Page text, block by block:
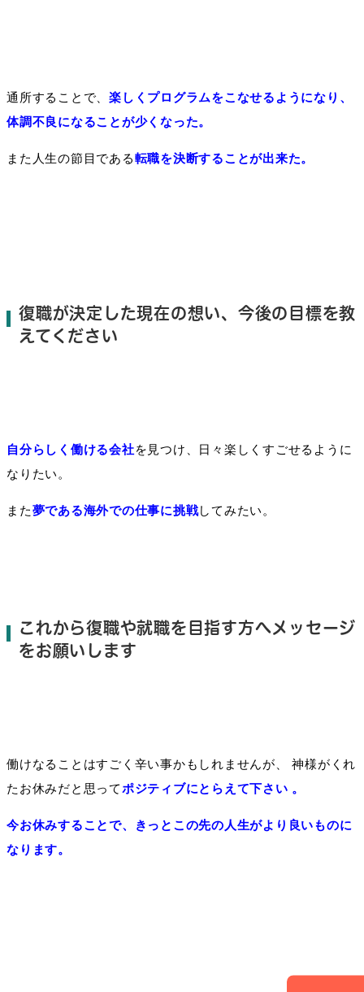
通所することで、 楽しくプログラムをこなせるようになり、
体調不良になることが少くなった。
また人生の節目である転職を決断することが出来た。
復職が決定した現在の想い、今後の目標を教
えてください
自分らしく働ける会社を見つけ、日々 楽しくすごせるよう に
なり たい。
また夢である海外での仕事に挑戦してみたい 。
これから復職や就職を目指す方へメッセージ
をお願いします
働けなること はすごく 辛い事かも しれませんが、神様が くれ
たお休みだと 思ってポジティブにとらえて下さい 。
今お休みすることで、きっとこの先の人生がより良いものに
なります。